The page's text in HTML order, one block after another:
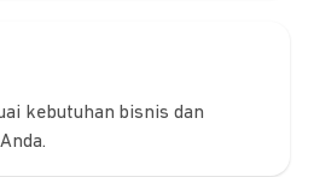
kebutuhan bisnis dan